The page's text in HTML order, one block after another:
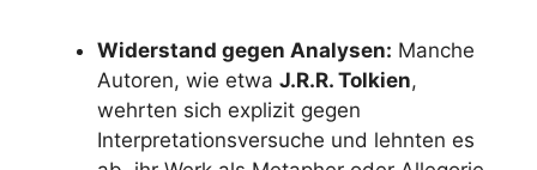
Widerstand gegen Analysen: Manche
Autoren, wie etwa J.R.R. Tolkien,
wehrten sich explizit gegen
Interpretationsversuche und lehnten es